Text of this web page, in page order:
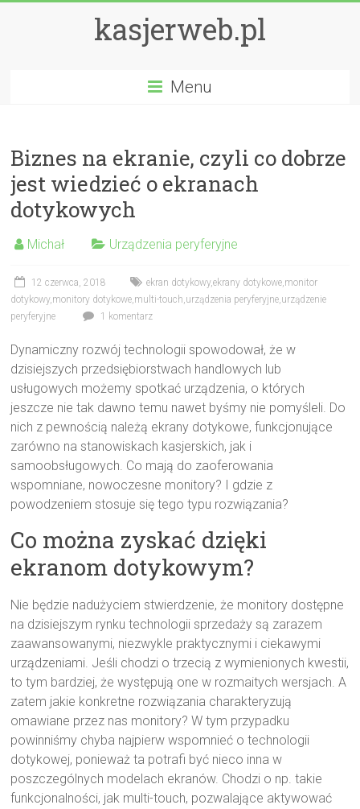
kasjerweb.pl
Menu
Biznes na ekranie, czyli co dobrze
jest wiedzieć o ekranach
dotykowych
Michał Urządzenia peryferyjne
12 czerwca, 2018 ekran dotykowy,ekrany dotykowe,monitor
dotykowy,monitory dotykowe,multi-touch,urządzenia peryferyjne,urządzenie
peryferyjne
1 komentarz
Dynamiczny rozwój technologii spowodował, że w
dzisiejszych przedsiębiorstwach handlowych lub
usługowych możemy spotkać urządzenia, o których
jeszcze nie tak dawno temu nawet byśmy nie pomyśleli. Do
nich z pewnością należą ekrany dotykowe, funkcjonujące
zarówno na stanowiskach kasjerskich, jak i
samoobsługowych. Co mają do zaoferowania
wspomniane, nowoczesne monitory? I gdzie z
powodzeniem stosuje się tego typu rozwiązania?
Co można zyskać dzięki
ekranom dotykowym?
Nie będzie nadużyciem stwierdzenie, że monitory dostępne
na dzisiejszym rynku technologii sprzedaży są zarazem
zaawansowanymi, niezwykle praktycznymi i ciekawymi
urządzeniami. Jeśli chodzi o trzecią z wymienionych kwestii,
to tym bardziej, że występują one w rozmaitych wersjach. A
zatem jakie konkretne rozwiązania charakteryzują
omawiane przez nas monitory? W tym przypadku
powinniśmy chyba najpierw wspomnieć o technologii
dotykowej, ponieważ ta potrafi być nieco inna w
poszczególnych modelach ekranów. Chodzi o np. takie
funkcjonalności, jak multi-touch, pozwalające aktywować